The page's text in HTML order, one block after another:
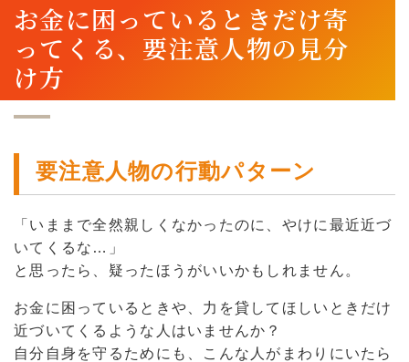
お金に困っているときだけ寄
ってくる、要注意人物の見分
け方
要注意人物の行動パターン
「いままで全然親しくなかったのに、やけに最近近づ
いてくるな…」
と思ったら、疑ったほうがいいかもしれません。
お金に困っているときや、力を貸してほしいときだけ
近づいてくるような人はいませんか？
自分自身を守るためにも、こんな人がまわりにいたら